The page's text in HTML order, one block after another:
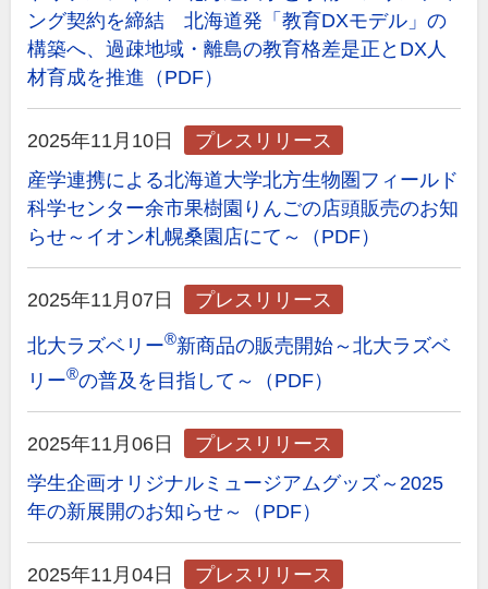
ング契約を締結 北海道発「教育DXモデル」の
構築へ、過疎地域・離島の教育格差是正とDX人
材育成を推進（PDF）
2025年11月10日
プレスリリース
産学連携による北海道大学北方生物圏フィールド
科学センター余市果樹園りんごの店頭販売のお知
らせ～イオン札幌桑園店にて～（PDF）
2025年11月07日 プレスリリース
北大ラズベリー®新商品の販売開始～北大ラズベ
リー®の普及を目指して～（PDF）
2025年11月06日
プレスリリース
学生企画オリジナルミュージアムグッズ～2025
年の新展開のお知らせ～（PDF）
2025年11月04日
プレスリリース